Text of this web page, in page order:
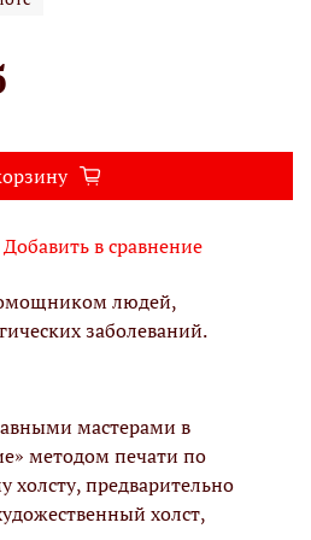
Добавить в сравнение
людей,
заболеваний.
мастерами в
методом печати по
холсту, предварительно
холст,